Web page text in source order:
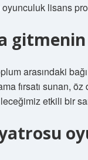
lisans
gitmenin
arasındaki
fırsatı sunan,
etkili bir